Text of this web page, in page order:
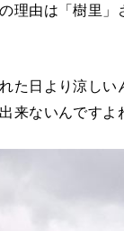
理由は「樹里」
た日より涼し
来ないんですよ